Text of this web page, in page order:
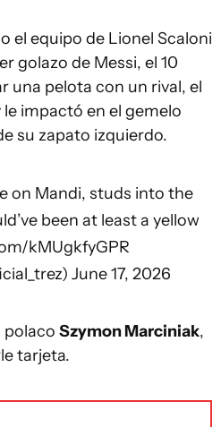
el equipo de Lionel Scaloni
golazo de Messi, el 10
una pelota con un rival, el
impactó en el gemelo
su zapato izquierdo.
on Mandi, studs into the
been at least a yellow
kMUgkfyGPR
June 17, 2026
polaco Szymon Marciniak,
tarjeta.